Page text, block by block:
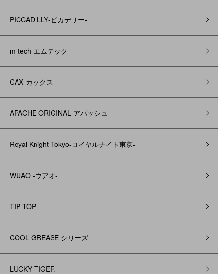
PICCADILLY‐ピカデリー‐
m-tech-エムテック-
CAX‐カックス‐
APACHE ORIGINAL‐アパッシュ‐
Royal Knight Tokyo-ロイヤルナイト東京-
WUAO -ウアオ-
TIP TOP
COOL GREASE シリーズ
LUCKY TIGER